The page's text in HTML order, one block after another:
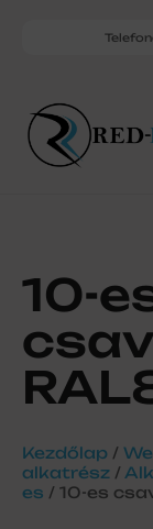
10-
Kezdőlap /
alkatrész /
es / 10-es